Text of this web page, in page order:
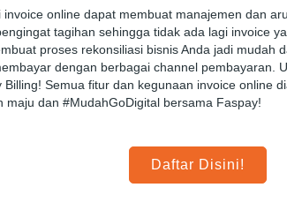
online dapat membuat manajemen dan
tagihan sehingga tidak ada lagi invoice
proses rekonsiliasi bisnis Anda jadi mudah
dengan berbagai channel pembayaran.
Semua fitur dan kegunaan invoice online
maju dan #MudahGoDigital bersama Faspay!
Daftar Disini!